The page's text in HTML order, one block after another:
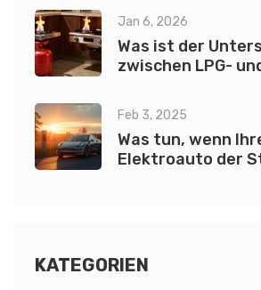
Jan 6, 2026
Was ist der
zwischen LPG-
Feb 3, 2025
Was tun, wenn
Elektroauto der
KATEGORIEN